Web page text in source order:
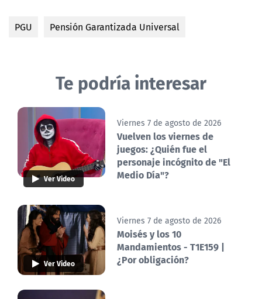
PGU Pensión Garantizada Universal
Te podría interesar
Ver Video
Viernes 7 de agosto de 2026
Vuelven los viernes de
juegos: ¿Quién fue el
personaje incógnito de "El
Medio Día"?
Ver Video
Viernes 7 de agosto de 2026
Moisés y los 10
Mandamientos - T1E159 |
¿Por obligación?